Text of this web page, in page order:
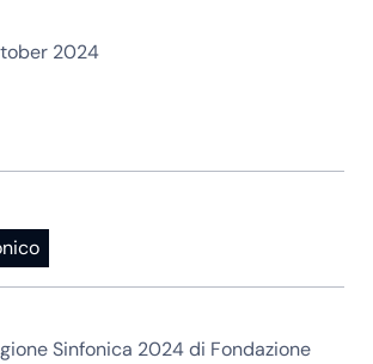
2024
Sinfonica 2024 di Fondazione